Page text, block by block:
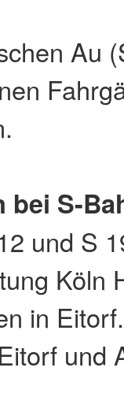
Au
bei S-
und S
Köln
in
und